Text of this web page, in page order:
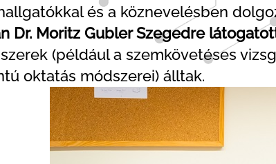
és a köznevelésben
Dr. Moritz Gubler Szegedre
(például a szemkövetéses
oktatás módszerei) álltak.